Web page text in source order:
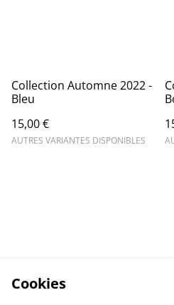
Collection Automne 2022 -
Bleu
15,00 €
AUTRES VARIANTES DISPONIBLES
Cookies